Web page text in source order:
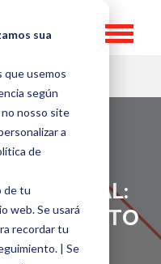
sua
que usemos
según
no nosso site
a
de
de tu
web. Se usará
recordar tu
| Se
PESSOAL:
DO CUSTO